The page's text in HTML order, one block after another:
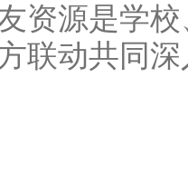
资源是学
联动共同